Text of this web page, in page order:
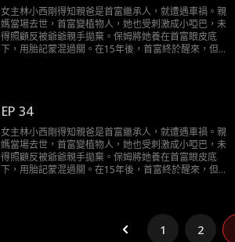
女主林小西剛得知親爸是首富繼承人，就遭遇車禍。親
媽當場去世，首富變植物人，她也受刺激成小啞巴，未
得照顧反被爺爺親手拋棄。保姆將她養在首富眼皮底
下，用胎記蒙混過關。在15年後，首富終於醒來，但是
EP 34
女主林小西剛得知親爸是首富繼承人，就遭遇車禍。親
媽當場去世，首富變植物人，她也受刺激成小啞巴，未
得照顧反被爺爺親手拋棄。保姆將她養在首富眼皮底
下，用胎記蒙混過關。在15年後，首富終於醒來，但是
1 2